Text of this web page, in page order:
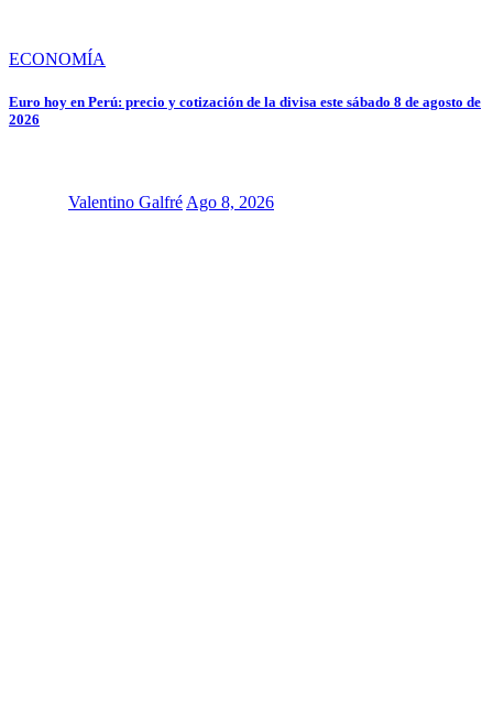
ECONOMÍA
Euro hoy en Perú: precio y cotización de la divisa este sábado 8 de agosto de
2026
Valentino Galfré Ago 8, 2026